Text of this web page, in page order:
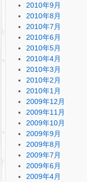
2010年9月
2010年8月
2010年7月
2010年6月
2010年5月
2010年4月
2010年3月
2010年2月
2010年1月
2009年12月
2009年11月
2009年10月
2009年9月
2009年8月
2009年7月
2009年6月
2009年4月